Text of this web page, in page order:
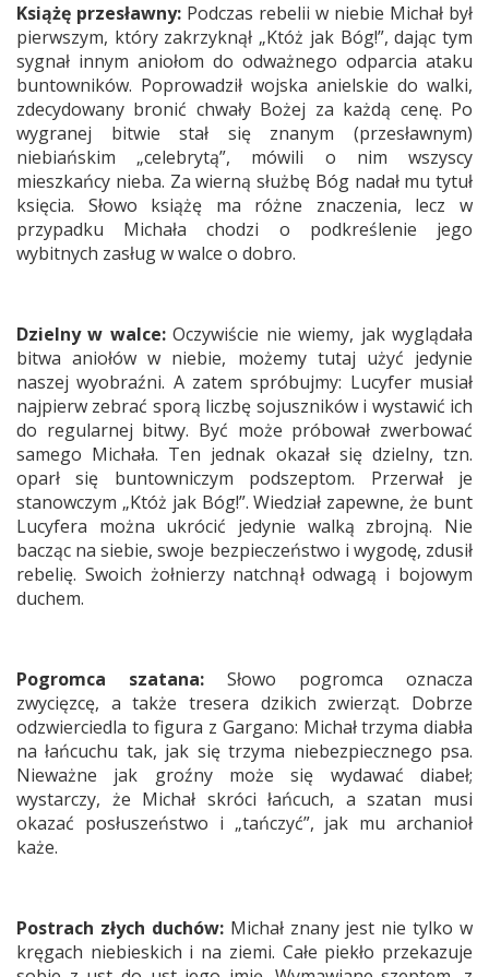
Książę przesławny: Podczas rebelii w niebie Michał był
pierwszym, który zakrzyknął „Któż jak Bóg!”, dając tym
sygnał innym aniołom do odważnego odparcia ataku
buntowników. Poprowadził wojska anielskie do walki,
zdecydowany bronić chwały Bożej za każdą cenę. Po
wygranej bitwie stał się znanym (przesławnym)
niebiańskim „celebrytą”, mówili o nim wszyscy
mieszkańcy nieba. Za wierną służbę Bóg nadał mu tytuł
księcia. Słowo książę ma różne znaczenia, lecz w
przypadku Michała chodzi o podkreślenie jego
wybitnych zasług w walce o dobro.
Dzielny w walce:Oczywiście nie wiemy, jak wyglądała
bitwa aniołów w niebie, możemy tutaj użyć jedynie
naszej wyobraźni. A zatem spróbujmy: Lucyfer musiał
najpierw zebrać sporą liczbę sojuszników i wystawić ich
do regularnej bitwy. Być może próbował zwerbować
samego Michała. Ten jednak okazał się dzielny, tzn.
oparł się buntowniczym podszeptom. Przerwał je
stanowczym „Któż jak Bóg!”. Wiedział zapewne, że bunt
Lucyfera można ukrócić jedynie walką zbrojną. Nie
bacząc na siebie, swoje bezpieczeństwo i wygodę, zdusił
rebelię. Swoich żołnierzy natchnął odwagą i bojowym
duchem.
Pogromca szatana: Słowo pogromca oznacza
zwycięzcę, a także tresera dzikich zwierząt. Dobrze
odzwierciedla to figura z Gargano: Michał trzyma diabła
na łańcuchu tak, jak się trzyma niebezpiecznego psa.
Nieważne jak groźny może się wydawać diabeł;
wystarczy, że Michał skróci łańcuch, a szatan musi
okazać posłuszeństwo i „tańczyć”, jak mu archanioł
każe.
Postrach złych duchów:Michał znany jest nie tylko w
kręgach niebieskich i na ziemi. Całe piekło przekazuje